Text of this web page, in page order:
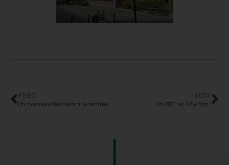
PRÉC.
Un nouveau Bachelor à la rentrée 24 au SUP : le Bachelor Management Responsable – Transition Managériale
SUIV.
Un BDE au Pôle Sup !